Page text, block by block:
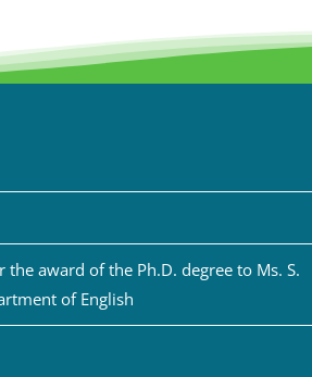
the award of the Ph.D. degree to Ms. S.
of English